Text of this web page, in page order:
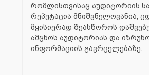
რომლისთვისაც აუდიტორიის
რეპუტაცია მნიშვნელოვანია,
მყისიერად შეასწოროს
ამცნოს აუდიტორიას და
ინფორმაციის გავრცელებაზე.